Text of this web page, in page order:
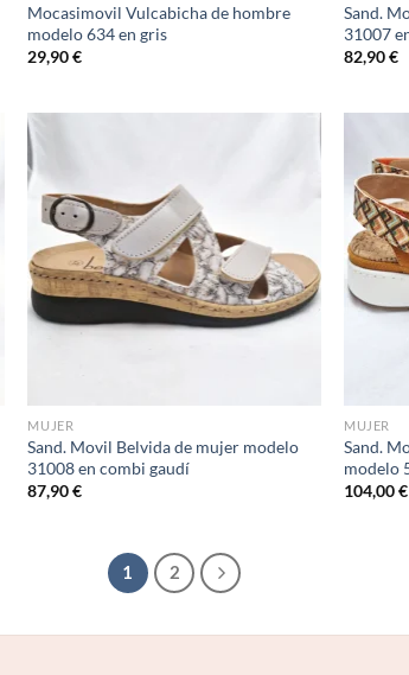
Mocasimovil Vulcabicha de hombre
modelo 634 en gris
29,90€
Sand.
31007
82,90€
MUJER
Sand. Movil Belvida de mujer modelo
31008 en combi gaudí
87,90€
MUJER
Sand.
modelo
104,00€
1 2